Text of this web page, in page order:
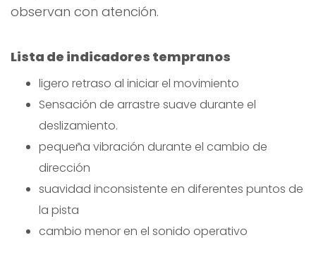
observan con atención.
Lista de indicadores tempranos
ligero retraso al iniciar el movimiento
Sensación de arrastre suave durante el
deslizamiento.
pequeña vibración durante el cambio de
dirección
suavidad inconsistente en diferentes puntos de
la pista
cambio menor en el sonido operativo